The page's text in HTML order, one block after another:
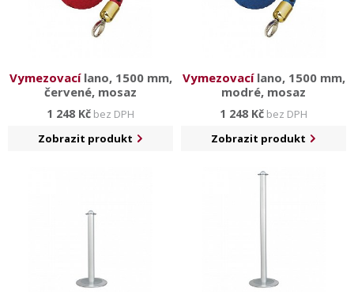
Vymezovacílano, 1500 mm,
červené, mosaz
1 248 Kč bez DPH
Zobrazit produkt
Vymezovacílano, 1500 mm,
modré, mosaz
1 248 Kč bez DPH
Zobrazit produkt